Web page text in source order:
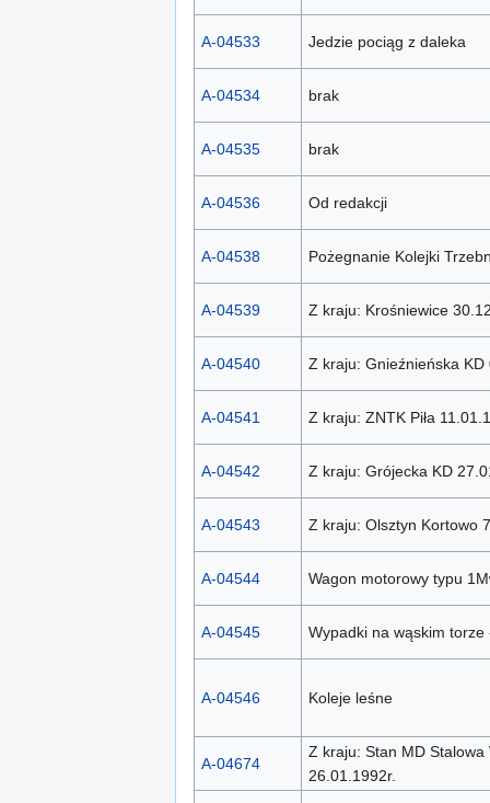
A-04533 Jedzie pociąg z daleka
A-04534 brak
A-04535 brak
A-04536 Od redakcji
A-04538 Pożegnanie Kolejki
A-04539 Z kraju: Krośniewice
A-04540 Z kraju: Gnieźnieńska KD
A-04541 Z kraju: ZNTK Piła
A-04542 Z kraju: Grójecka KD
A-04543 Z kraju: Olsztyn Kortowo
A-04544 Wagon motorowy typu
A-04545 Wypadki na wąskim
A-04546 Koleje leśne
A-04674
Z kraju: Stan MD
26.01.1992r.